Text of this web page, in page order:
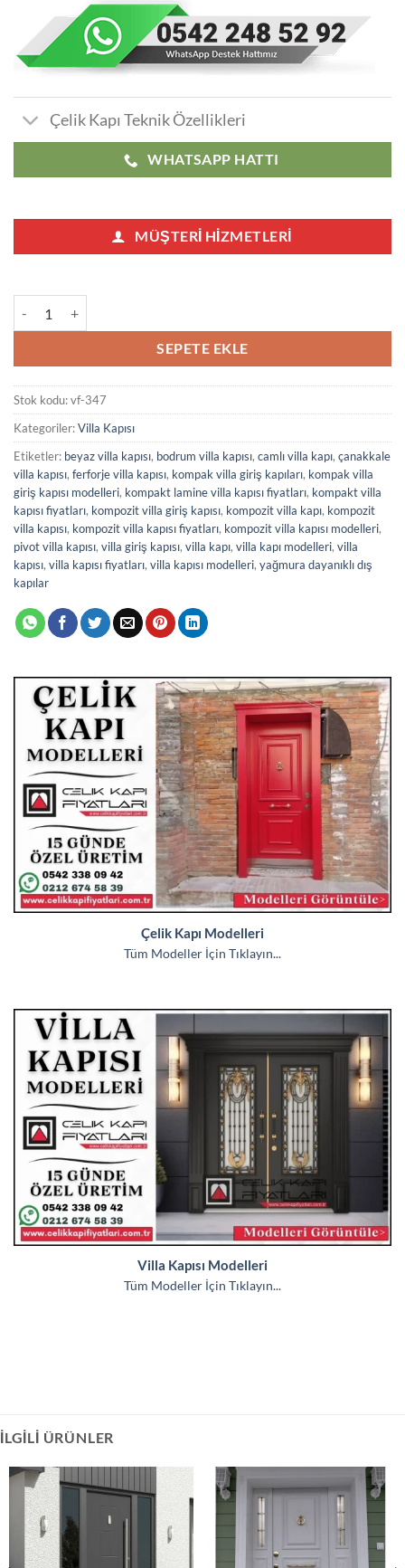
Çelik Kapı Teknik Özellikleri
WHATSAPP HATTI
MÜŞTERI HIZMETLERI
SEPETE EKLE
Stok kodu:vf-347
Kategoriler:Villa Kapısı
Etiketler: beyaz villa kapısı, bodrum villa kapısı, camlı villa kapı, çanakkale
villa kapısı, ferforje villa kapısı, kompak villa giriş kapıları, kompak villa
giriş kapısı modelleri, kompakt lamine villa kapısı fiyatları, kompakt villa
kapısı fiyatları, kompozit villa giriş kapısı, kompozit villa kapı, kompozit
villa kapısı, kompozit villa kapısı fiyatları, kompozit villa kapısı modelleri,
pivot villa kapısı, villa giriş kapısı, villa kapı, villa kapı modelleri, villa
kapısı, villa kapısı fiyatları, villa kapısı modelleri, yağmura dayanıklı dış
kapılar
Çelik Kapı Modelleri
Tüm Modeller İçin Tıklayın...
Villa Kapısı Modelleri
Tüm Modeller İçin Tıklayın...
İLGILI ÜRÜNLER